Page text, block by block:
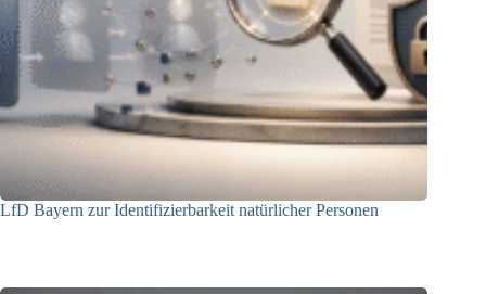
LfD Bayern zur Identifizierbarkeit natürlicher Personen